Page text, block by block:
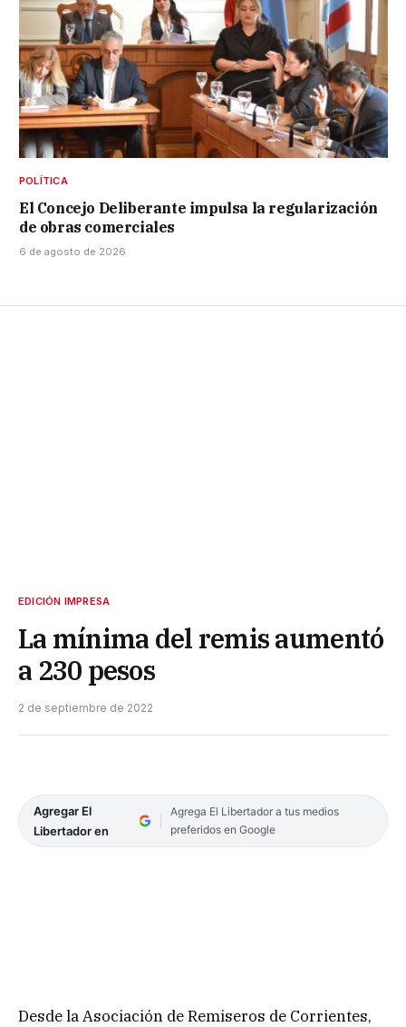
POLÍTICA
El Concejo Deliberante impulsa la regularización
de obras comerciales
6 de agosto de 2026
EDICIÓN IMPRESA
La mínima del remis aumentó
a 230 pesos
2 de septiembre de 2022
Agregar El
Libertador en
Agrega El Libertador a tus medios
preferidos en Google
Desde la Asociación de Remiseros de Corrientes,